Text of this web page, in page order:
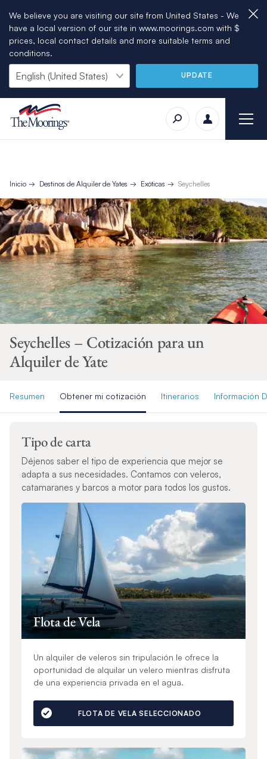
We believe you are visiting our site from United States - We
have a local version of our site in www.moorings.com with $
prices, local contact details and more suitable terms and
conditions.
UPDATE
Inicio Destinos de Alquiler de Yates Exóticas Seychelles
Seychelles – Cotización para un
Alquiler de Yate
Resumen Obtener mi cotización Itinerarios Información
Tipo de carta
Déjenos saber el tipo de experiencia que mejor se
adapta a sus necesidades. Contamos con veleros,
catamaranes y barcos a motor para todos los gustos.
Flota de Vela
Un alquiler de veleros sin tripulación le ofrece la
oportunidad de alquilar un velero mientras disfruta
de una experiencia privada en el agua.
FLOTA DE VELA SELECCIONADO